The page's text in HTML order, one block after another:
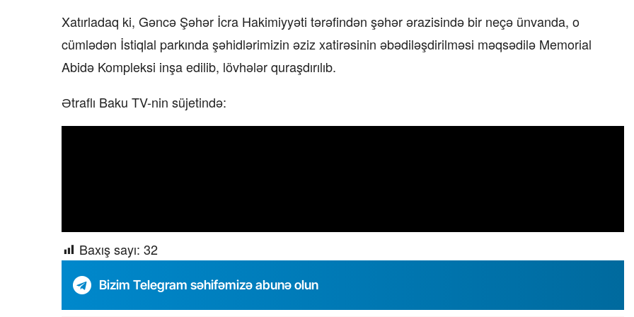
Xatırladaq ki, Gəncə Şəhər İcra Hakimiyyəti tərəfindən şəhər ərazisində bir neçə ünvanda, o
cümlədən İstiqlal parkında şəhidlərimizin əziz xatirəsinin əbədiləşdirilməsi məqsədilə Memorial
Abidə Kompleksi inşa edilib, lövhələr quraşdırılıb.
Ətraflı Baku TV-nin süjetində:
Baxış sayı: 32
Bizim Telegram səhifəmizə abunə olun
“Xətrinə dəymişəmsə, bağışla məni,
bala” –Video
kazino şəbəkəsinin adminləri